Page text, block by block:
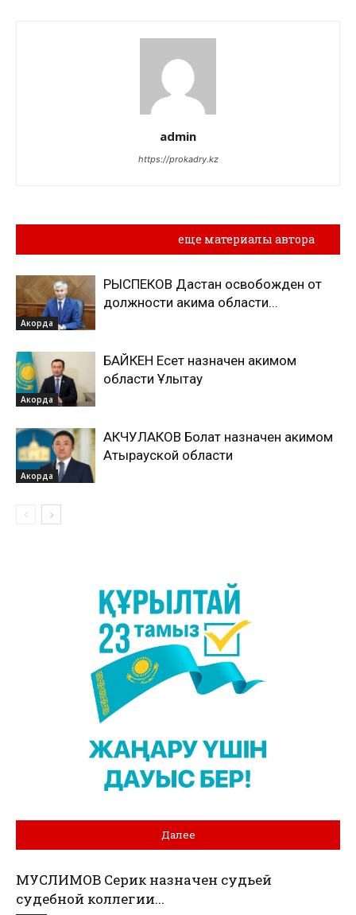
admin
https://prokadry.kz
еще материалы автора
Акорда
РЫСПЕКОВ Дастан освобожден от
должности акима области...
Акорда
БАЙКЕН Есет назначен акимом
области Ұлытау
Акорда
АКЧУЛАКОВ Болат назначен акимом
Атырауской области
Далее
МУСЛИМОВ Серик назначен судьей
судебной коллегии...